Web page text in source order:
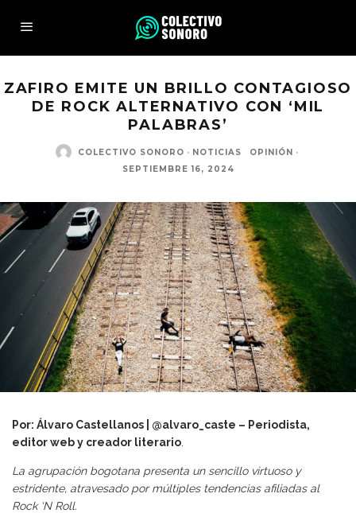
ZAFIRO EMITE UN BRILLO CONTAGIOSO
DE ROCK ALTERNATIVO CON ‘MIL
PALABRAS’
COLECTIVO SONORO · NOTICIAS OPINIÓN ·
SEPTIEMBRE 16, 2024
Por: Álvaro Castellanos | @alvaro_caste – Periodista,
editor web y creador literario
La agrupación bogotana presenta un sencillo virtuoso y
estridente, atravesado por múltiples tendencias afiliadas al
Rock ‘N Roll.